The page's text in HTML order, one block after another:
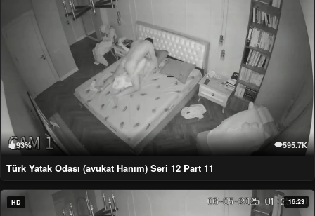
93% 595.7K
Türk Yatak Odası (avukat Hanım) Seri 12 Part 11
HD 16:23